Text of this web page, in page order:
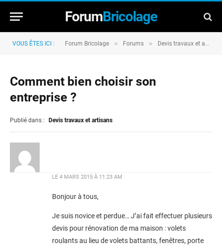
ForumBricolage
VOUS ÊTES ICI : Forum Bricolage » Forums » Devis travaux et artisans
Comment bien choisir son
entreprise ?
Publié dans : Devis travaux et artisans
LE 4 MARS 2015 À 11:23 AM
Bonjour à tous,
Je suis novice et perdue… J’ai fait effectuer plusieurs
devis pour rénovation de ma maison : volets
roulants au lieu de volets battants, fenêtres, porte